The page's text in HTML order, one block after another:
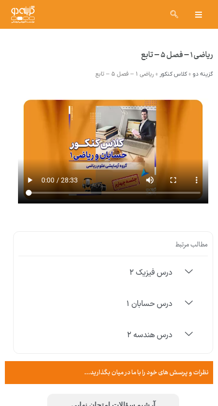
ریاضی ۱ – فصل ۵ – تابع
گزینه دو »کلاس کنکور » ریاضی ۱ – فصل ۵ – تابع
مطالب مرتبط
درس فیزیک ۲
درس حسابان ۱
درس هندسه ۲
نظرات و پرسش های خود را با ما در میان بگذارید...